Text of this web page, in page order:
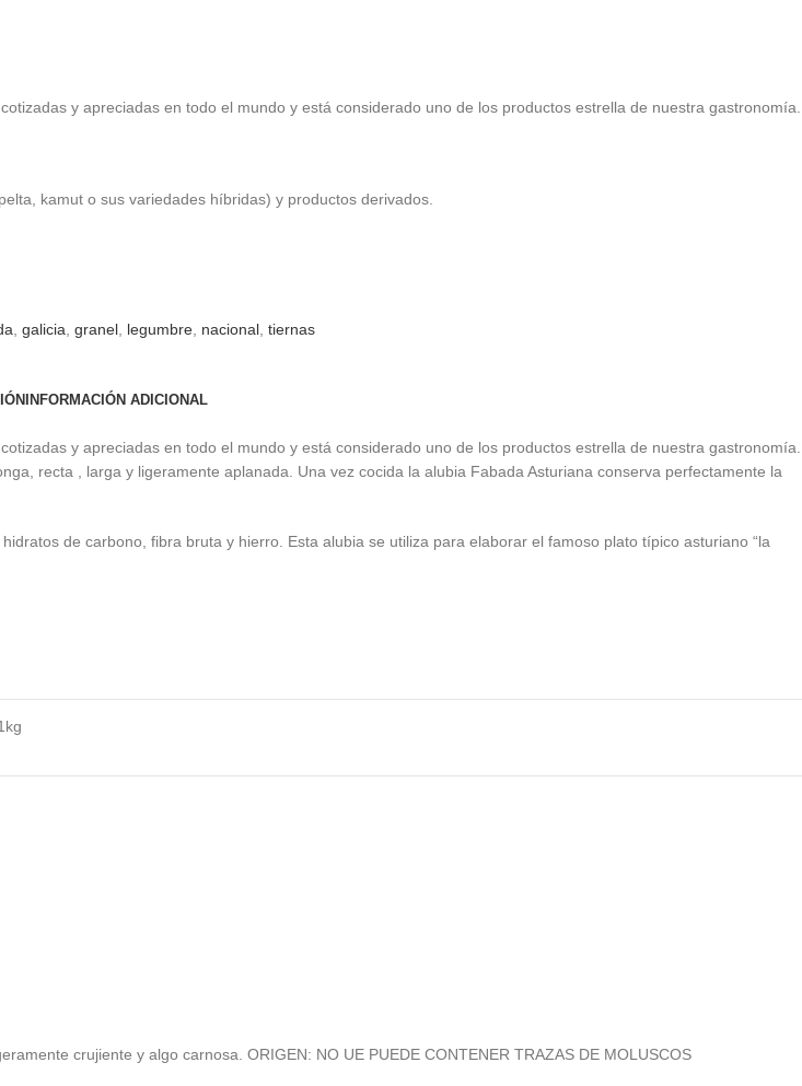
y apreciadas en todo el mundo y está considerado uno de los productos estrella de nuestra gastronomía.
kamut o sus variedades híbridas) y productos derivados.
galicia granel legumbre nacional tiernas
INFORMACIÓN ADICIONAL
y apreciadas en todo el mundo y está considerado uno de los productos estrella de nuestra gastronomía.
recta , larga y ligeramente aplanada. Una vez cocida la alubia Fabada Asturiana conserva perfectamente la
de carbono, fibra bruta y hierro. Esta alubia se utiliza para elaborar el famoso plato típico asturiano “la
crujiente y algo carnosa. ORIGEN: NO UE PUEDE CONTENER TRAZAS DE MOLUSCOS